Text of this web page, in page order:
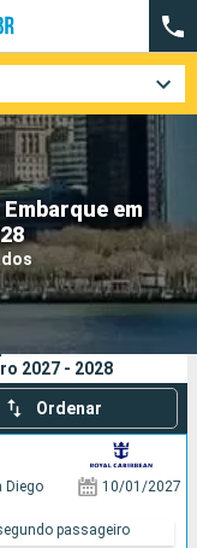
em
2027 - 2028
Ordenar
Diego 10/01/2027
passageiro